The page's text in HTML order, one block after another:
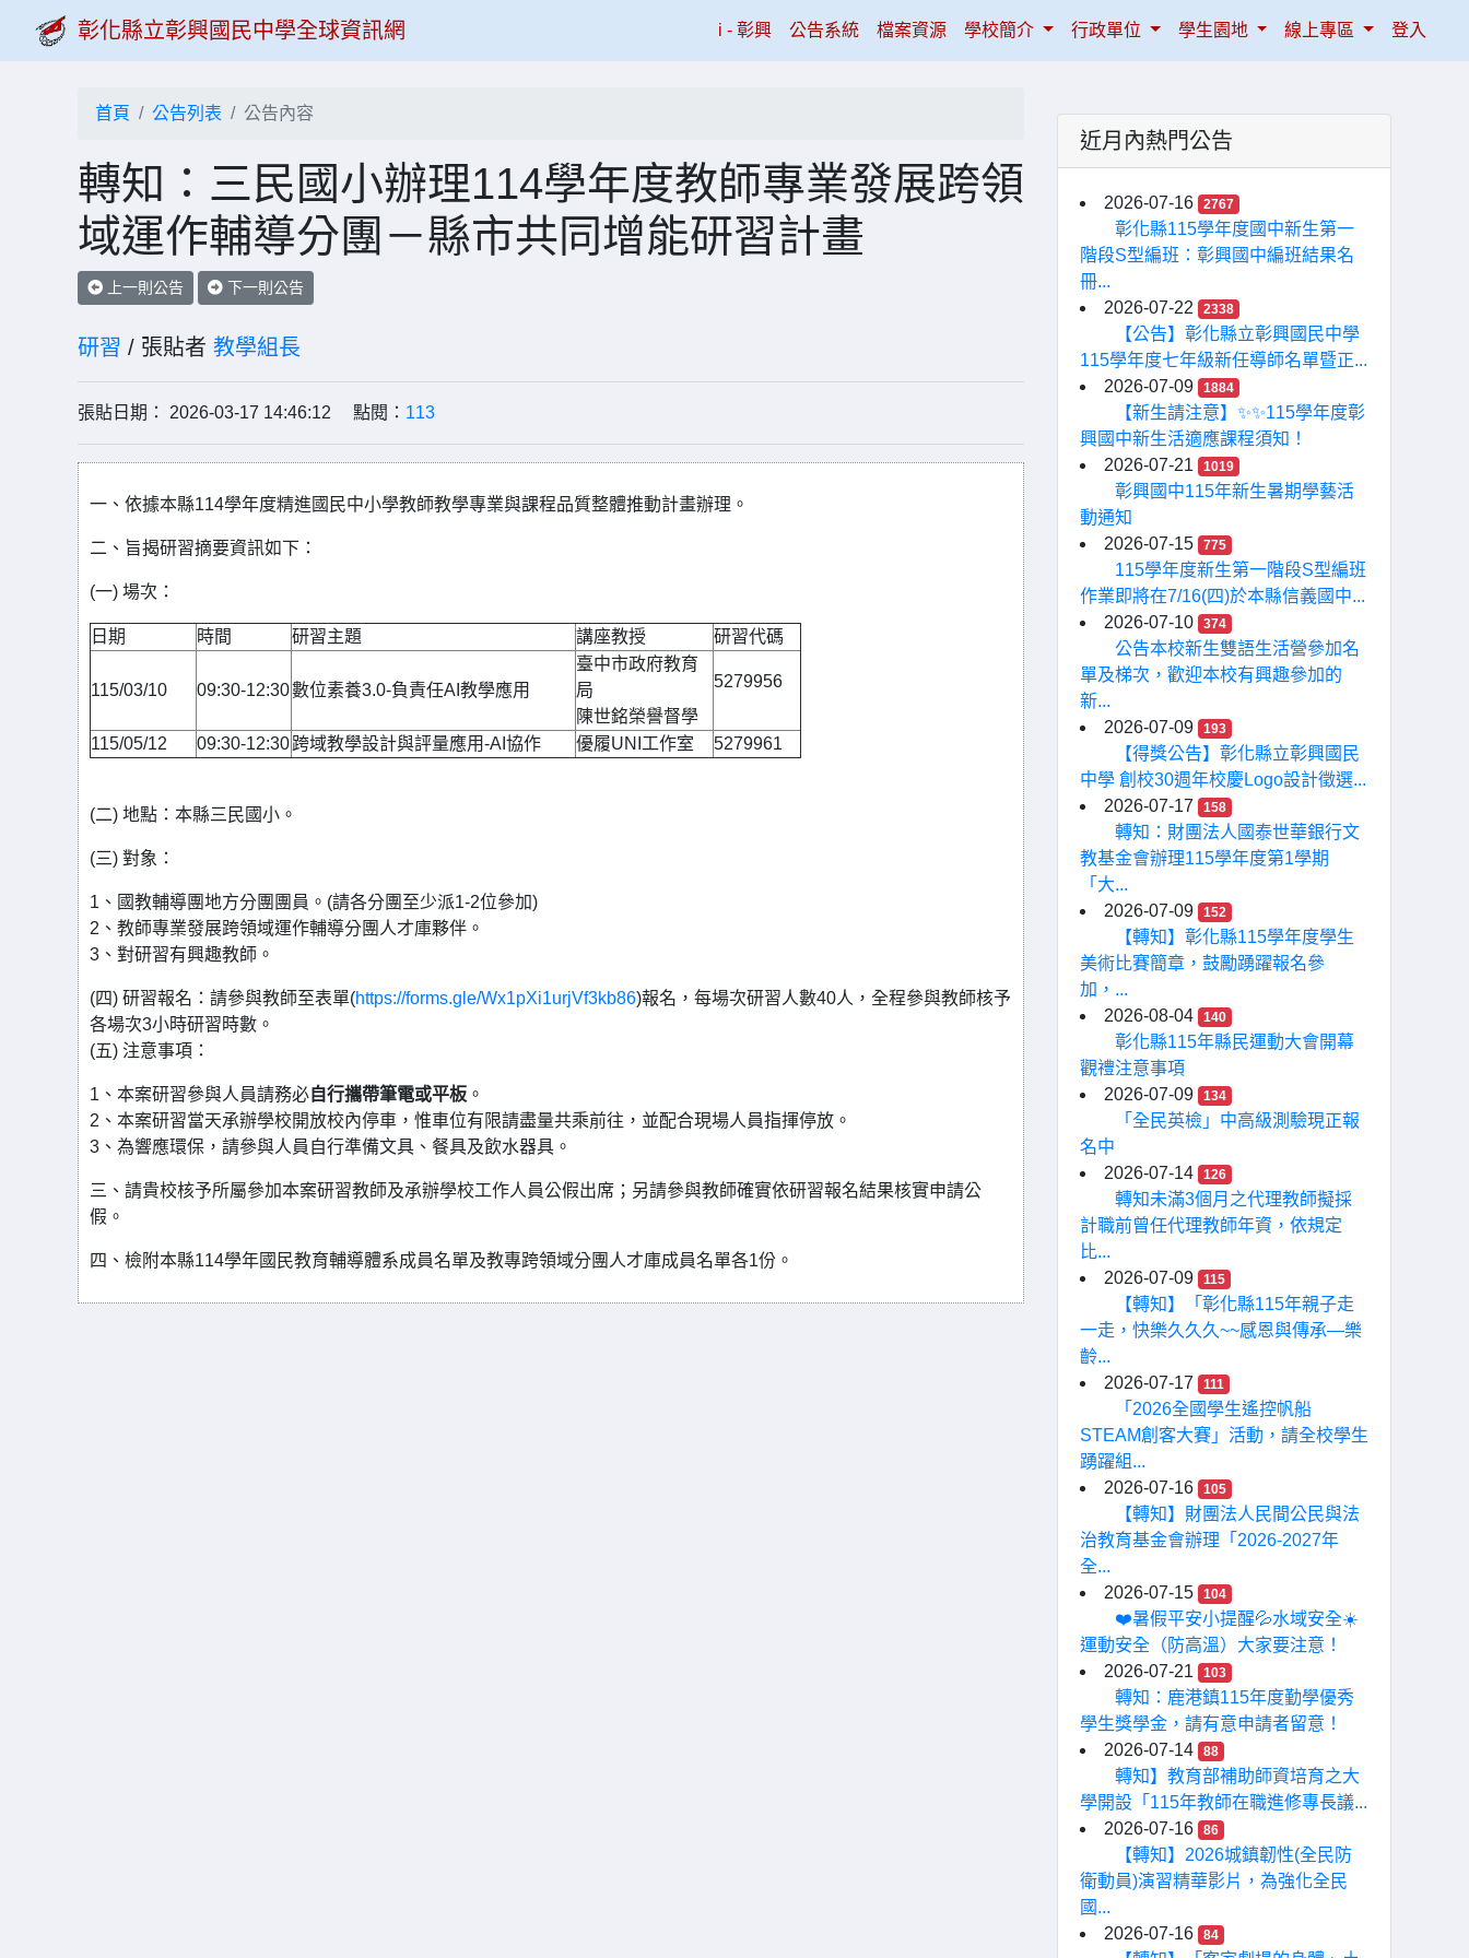
彰化縣立彰興國民中學全球資訊網 i - 彰興(current)
公告系統 檔案資源 學校簡介 行政單位 學生園地 線上專區 登入
首頁 公告列表 公告內容
轉知：三民國小辦理114學年度教師專業發展跨領
域運作輔導分團－縣市共同增能研習計畫
上一則公告 下一則公告
研習 / 張貼者 教學組長
張貼日期： 2026-03-17 14:46:12 點閱： 113
一、依據本縣114學年度精進國民中小學教師教學專業與課程品質整體推動計畫辦理。
二、旨揭研習摘要資訊如下：
(一) 場次：
日期 時間 研習主題 講座教授 研習代碼
115/03/10 09:30-12:30數位素養3.0-負責任AI教學應用
臺中市政府教育
局
陳世銘榮譽督學
5279956
115/05/12 09:30-12:30跨域教學設計與評量應用-AI協作 優履UNI工作室 5279961
(二) 地點：本縣三民國小。
(三) 對象：
1、國教輔導團地方分團團員。(請各分團至少派1-2位參加)
2、教師專業發展跨領域運作輔導分團人才庫夥伴。
3、對研習有興趣教師。
(四) 研習報名：請參與教師至表單(https://forms.gle/Wx1pXi1urjVf3kb86)報名，每場次研習人數40人，全程參與教師核予
各場次3小時研習時數。
(五) 注意事項：
1、本案研習參與人員請務必自行攜帶筆電或平板 。
2、本案研習當天承辦學校開放校內停車，惟車位有限請盡量共乘前往，並配合現場人員指揮停放。
3、為響應環保，請參與人員自行準備文具、餐具及飲水器具。
三、請貴校核予所屬參加本案研習教師及承辦學校工作人員公假出席；另請參與教師確實依研習報名結果核實申請公
假。
四、檢附本縣114學年國民教育輔導體系成員名單及教專跨領域分團人才庫成員名單各1份。
近月內熱門公告
2026-07-16 2767
彰化縣115學年度國中新生第一
階段S型編班：彰興國中編班結果名
冊...
2026-07-22
2338
【公告】彰化縣立彰興國民中學
115學年度七年級新任導師名單暨正...
2026-07-09
1884
【新生請注意】✨✨115學年度彰
興國中新生活適應課程須知！
2026-07-21
1019
彰興國中115年新生暑期學藝活
動通知
2026-07-15
775
115學年度新生第一階段S型編班
作業即將在7/16(四)於本縣信義國中...
2026-07-10
374
公告本校新生雙語生活營參加名
單及梯次，歡迎本校有興趣參加的
新...
2026-07-09
193
【得獎公告】彰化縣立彰興國民
中學 創校30週年校慶Logo設計徵選...
2026-07-17
158
轉知：財團法人國泰世華銀行文
教基金會辦理115學年度第1學期
「大...
2026-07-09
152
【轉知】彰化縣115學年度學生
美術比賽簡章，鼓勵踴躍報名參
加，...
2026-08-04
140
彰化縣115年縣民運動大會開幕
觀禮注意事項
2026-07-09
134
「全民英檢」中高級測驗現正報
名中
2026-07-14
126
轉知未滿3個月之代理教師擬採
計職前曾任代理教師年資，依規定
比...
2026-07-09
115
【轉知】「彰化縣115年親子走
一走，快樂久久久~~感恩與傳承—樂
齡...
2026-07-17
111
「2026全國學生遙控帆船
STEAM創客大賽」活動，請全校學生
踴躍組...
2026-07-16
105
【轉知】財團法人民間公民與法
治教育基金會辦理「2026-2027年
全...
2026-07-15
104
❤️暑假平安小提醒💦水域安全☀️
運動安全（防高溫）大家要注意！
2026-07-21
103
轉知：鹿港鎮115年度勤學優秀
學生獎學金，請有意申請者留意！
2026-07-14
88
轉知】教育部補助師資培育之大
學開設「115年教師在職進修專長議...
2026-07-16
86
【轉知】2026城鎮韌性(全民防
衛動員)演習精華影片，為強化全民
國...
2026-07-16
84